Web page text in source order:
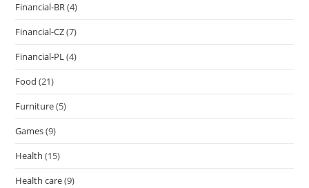
Financial-BR(4)
Financial-CZ(7)
Financial-PL(4)
Food (21)
Furniture(5)
Games(9)
Health (15)
Health care(9)